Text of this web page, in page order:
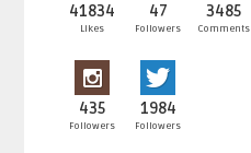
41834
Likes
47
Followers
3485
Comments
435
Followers
1984
Followers